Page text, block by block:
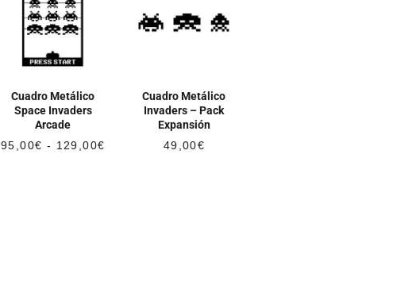
Cuadro Metálico
Space Invaders
Arcade
95,00€ - 129,00€
Cuadro Metálico
Invaders – Pack
Expansión
49,00€